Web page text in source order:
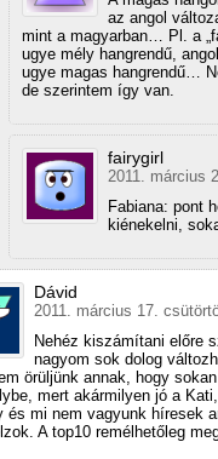
az angol
mint a magyarban… Pl. a
ugye mély hangrendű,
ugye magas hangrendű…
de szerintem így van.
fairygirl
2011. március
Fabiana: pont
kiénekelni,
Dávid
2011. március 17.
Nehéz kiszámítani előre
nagyom sok dolog
örüljünk annak, hogy
mert akármilyen jó a
és mi nem vagyunk híresek
A top10 remélhetőleg